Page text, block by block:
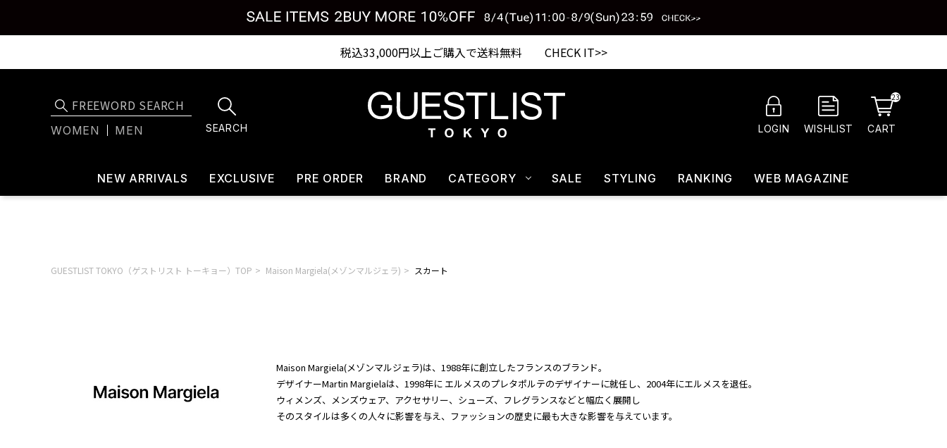
税込33,000円以上ご購入で送料無料 CHECK IT>>
WOMEN MEN SEARCH LOGIN WISHLIST CART
23
NEW ARRIVALS EXCLUSIVE PRE ORDER BRAND CATEGORY SALE STYLING RANKING WEB MAGAZINE
GUESTLIST TOKYO（ゲストリスト トーキョー）TOP Maison Margiela(メゾンマルジェラ) スカート
Maison Margiela(メゾンマルジェラ)は、1988年に創立したフランスのブランド。
デザイナーMartin Margielaは、1998年に エルメスのプレタポルテのデザイナーに就任し、2004年にエルメスを退任。
ウィメンズ、メンズウェア、アクセサリー、シューズ、フレグランスなどと幅広く展開し
そのスタイルは多くの人々に影響を与え、ファッションの歴史に最も大きな影響を与えています。